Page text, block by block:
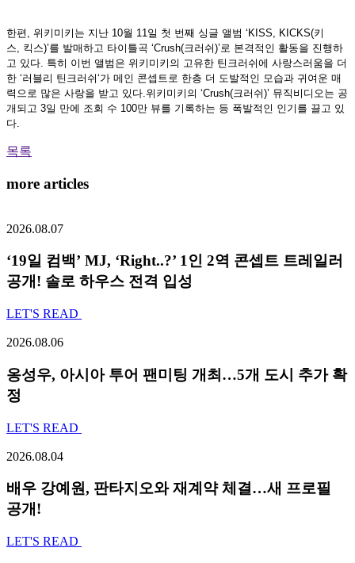
한편 , 위키미키는 지난 10월 11일 첫 번째 싱글 앨범 ‘KISS, KICKS(키
스, 킥스)’를 발매하고 타이틀곡 ‘Crush(크러쉬)’로 본격적인 활동을 진행하
고 있다. 특히 이번 앨범은 위키미키의 고유한 틴크러쉬에 사랑스러움을 더
한 ‘러블리 틴크러쉬‘가 메인 콘셉트로 한층 더 도발적인 모습과 귀여운 매
력으로 많은 사랑을 받고 있다.위키미키의 ‘Crush(크러쉬)’ 뮤직비디오는 공
개되고 3일 만에 조회 수 100만 뷰를 기록하는 등 폭발적인 인기를 끌고 있
다.
목록
more articles
2026.08.07
‘19일 컴백’ MJ, ‘Right..?’ 1인 2역 콘셉트 트레일러
공개! 솔로 하우스 전격 입성
LET'S READ
2026.08.06
옹성우, 아시아 투어 팬미팅 개최…5개 도시 추가 확
정
LET'S READ
2026.08.04
배우 강예원, 판타지오와 재계약 체결…새 프로필
공개!
LET'S READ